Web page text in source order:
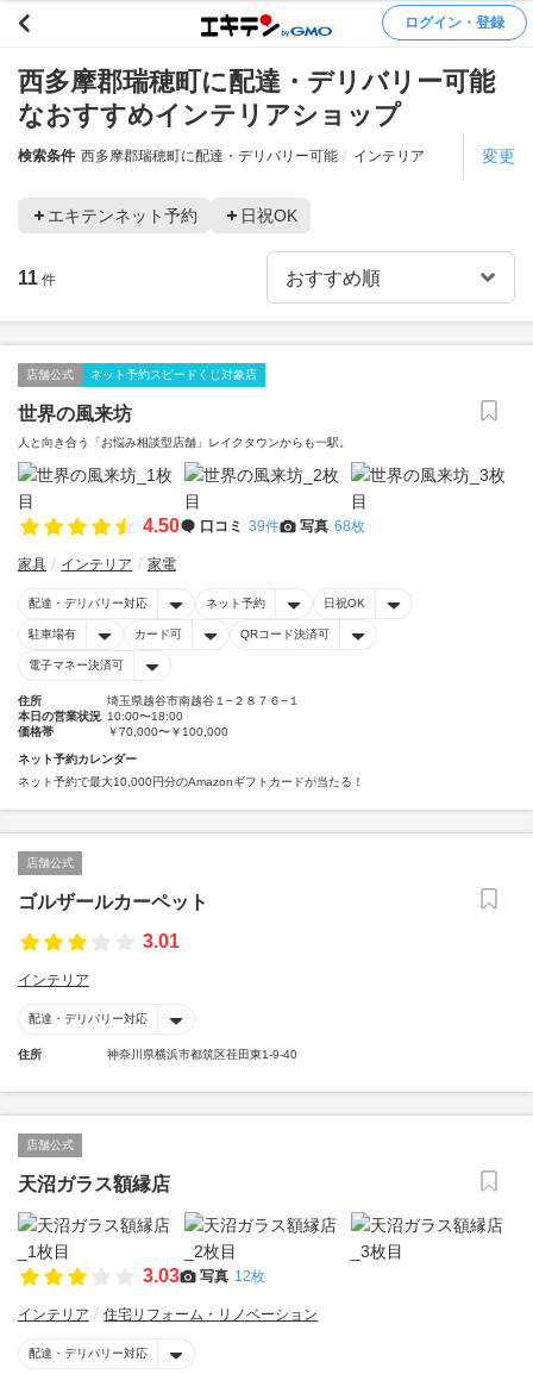
ログイン・登録
西多摩郡瑞穂町に配達・デリバリー可能
なおすすめインテリアショップ
検索条件 西多摩郡瑞穂町に配達・デリバリー可能 インテリア 変更
エキテンネット予約 日祝OK
11 件
店舗公式 ネット予約スピードくじ対象店
世界の風来坊
人と向き合う「お悩み相談型店舗」レイクタウンからも一駅。
4.50 口コミ 39件 写真 68枚
家具 インテリア 家電
配達・デリバリー対応 ネット予約 日祝OK
駐車場有 カード可 QRコード決済可
電子マネー決済可
住所
埼玉県越谷市南越谷１−２８７６−１
本日の営業状況 10:00〜18:00
価格帯
￥70,000〜￥100,000
ネット予約カレンダー
ネット予約で最大10,000円分のAmazonギフトカードが当たる！
店舗公式
ゴルザールカーペット
3.01
インテリア
配達・デリバリー対応
住所 神奈川県横浜市都筑区荏田東1-9-40
店舗公式
天沼ガラス額縁店
3.03 写真 12枚
インテリア 住宅リフォーム・リノベーション
配達・デリバリー対応